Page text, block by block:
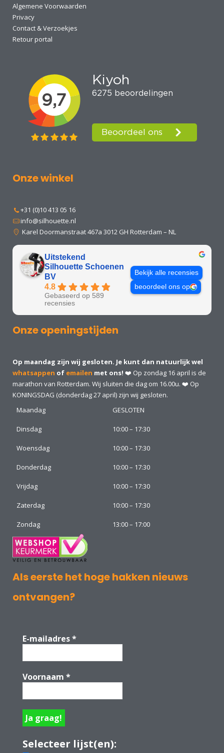
Algemene Voorwaarden
Privacy
Contact & Verzoekjes
Retour portal
Onze winkel
+31 (0)10 413 05 16
info@silhouette.nl
Karel Doormanstraat 467a 3012 GH Rotterdam – NL
Uitstekend
Silhouette Schoenen
BV
4.8
Gebaseerd op 589
recensies
Bekijk alle recensies
beoordeel ons op
Onze openingstijden
Op maandag zijn wij gesloten. Je kunt dan natuurlijk wel
whatsappen of emailen met ons! ❤️ Op zondag 16 april is de
marathon van Rotterdam. Wij sluiten die dag om 16.00u. ❤️ Op
KONINGSDAG (donderdag 27 april) zijn wij gesloten.
Maandag
GESLOTEN
Dinsdag 10:00 – 17:30
Woensdag 10:00 – 17:30
Donderdag 10:00 – 17:30
Vrijdag 10:00 – 17:30
Zaterdag 10:00 – 17:30
Zondag 13:00 – 17:00
Als eerste het hoge hakken nieuws
ontvangen?
E-mailadres*
Voornaam *
Selecteer lijst(en):